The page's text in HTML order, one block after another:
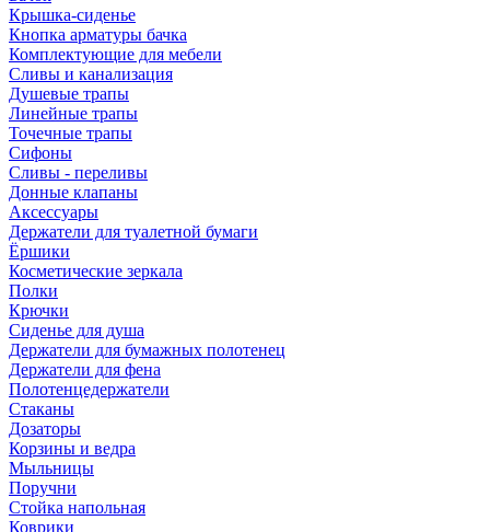
Крышка-сиденье
Кнопка арматуры бачка
Комплектующие для мебели
Сливы и канализация
Душевые трапы
Линейные трапы
Точечные трапы
Сифоны
Сливы - переливы
Донные клапаны
Аксессуары
Держатели для туалетной бумаги
Ёршики
Косметические зеркала
Полки
Крючки
Сиденье для душа
Держатели для бумажных полотенец
Держатели для фена
Полотенцедержатели
Стаканы
Дозаторы
Корзины и ведра
Мыльницы
Поручни
Стойка напольная
Коврики